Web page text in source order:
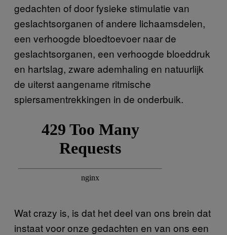
gedachten of door fysieke stimulatie van
geslachtsorganen of andere lichaamsdelen,
een verhoogde bloedtoevoer naar de
geslachtsorganen, een verhoogde bloeddruk
en hartslag, zware ademhaling en natuurlijk
de uiterst aangename ritmische
spiersamentrekkingen in de onderbuik.
Wat crazy is, is dat het deel van ons brein dat
instaat voor onze gedachten en van ons een